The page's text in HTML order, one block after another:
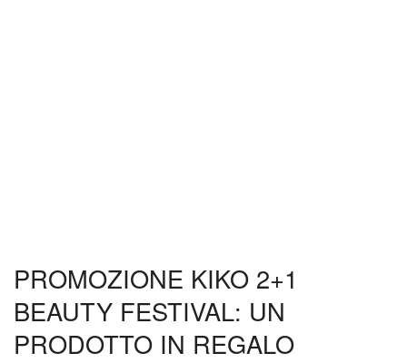
PROMOZIONE KIKO 2+1
BEAUTY FESTIVAL: UN
PRODOTTO IN REGALO